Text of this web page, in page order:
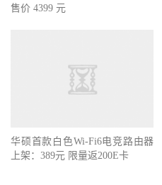
售价 4399 元
华硕首款白色Wi-Fi6电竞路由器
上架：389元 限量返200E卡